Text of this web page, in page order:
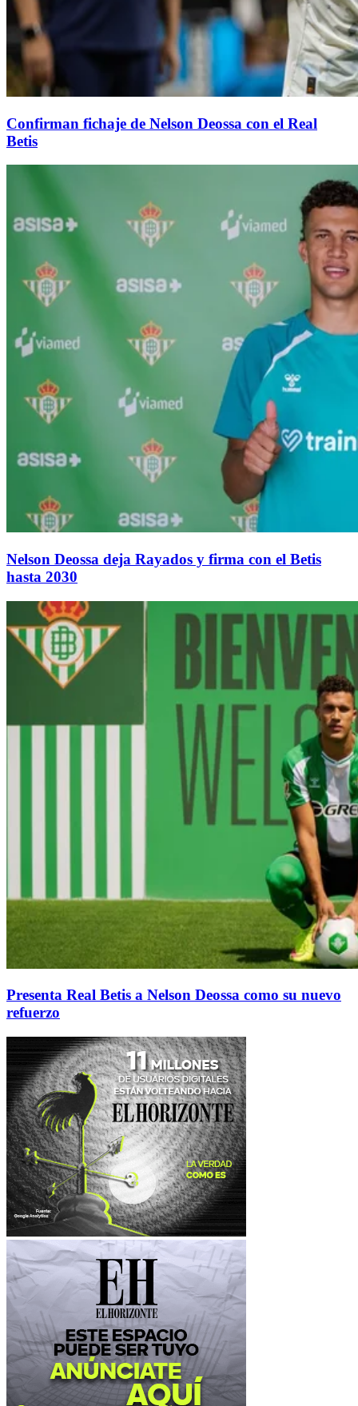
Confirman fichaje de Nelson Deossa con el Real
Betis
Nelson Deossa deja Rayados y firma con el Betis
hasta 2030
Presenta Real Betis a Nelson Deossa como su nuevo
refuerzo